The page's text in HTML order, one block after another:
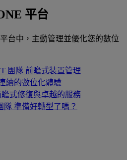
平台
台中，主動管理並優化您的數位
團隊 前瞻式裝置管理
續的數位化體驗
瞻式修復與卓越的服務
隊 準備好轉型了嗎？